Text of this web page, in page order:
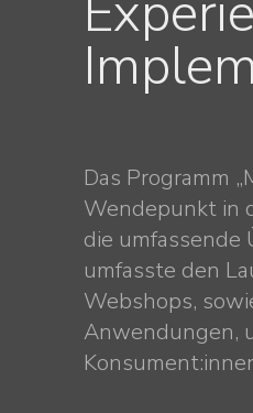
Das Programm
Wendepunkt in
die umfassende
umfasste den
Webshops,
Anwendungen,